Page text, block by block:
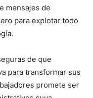
mensajes de
para explotar todo
de que
para transformar sus
promete ser